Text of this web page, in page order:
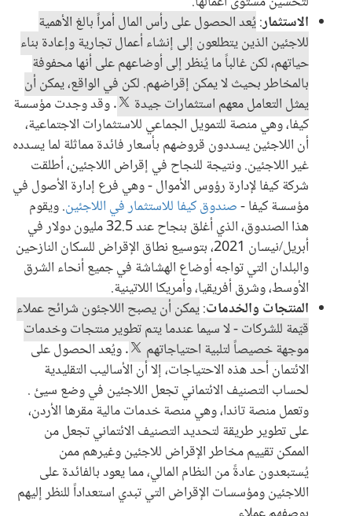
الاستثمار:يُعد الحصول على رأس المال أمراً بالغ الأهمية
للاجئين الذين يتطلعون إلى إنشاء أعمال تجارية وإعادة بناء
حياتهم، لكن غالباً ما يُنظر إلى أوضاعهم على أنها محفوفة
بالمخاطر بحيث لا يمكن إقراضهم. لكن في الواقع، يمكن أن
يمثل التعامل معهم استثمارات جيدة
. وقد وجدت مؤسسة
كيفا، وهي منصة للتمويل الجماعي للاستثمارات الاجتماعية،
أن اللاجئين يسددون قروضهم بأسعار فائدة مماثلة لما يسدده
غير اللاجئين. ونتيجة للنجاح في إقراض اللاجئين، أطلقت
شركة كيفا لإدارة رؤوس الأموال - وهي فرع إدارة الأصول في
مؤسسة كيفا -صندوق كيفا للاستثمار في اللاجئين. ويقوم
هذا الصندوق، الذي أغلق بنجاح عند 32.5 مليون دولار في
أبريل/نيسان 2021، بتوسيع نطاق الإقراض للسكان النازحين
والبلدان التي تواجه أوضاع الهشاشة في جميع أنحاء الشرق
الأوسط، وشرق أفريقيا، وأمريكا اللاتينية.
المنتجات والخدمات:يمكن أن يصبح اللاجئون شرائح عملاء
قيّمة للشركات - لا سيما عندما يتم تطوير منتجات وخدمات
موجهة خصيصاً لتلبية احتياجاتهم
. ويُعد الحصول على
الائتمان أحد هذه الاحتياجات، إلا أن الأساليب التقليدية
لحساب التصنيف الائتماني تجعل اللاجئين في وضع سيئ .
وتعمل منصة تاندا، وهي منصة خدمات مالية مقرها الأردن،
على تطوير طريقة لتحديد التصنيف الائتماني تجعل من
الممكن تقييم مخاطر الإقراض للاجئين وغيرهم ممن
يُستبعدون عادةً من النظام المالي، مما يعود بالفائدة على
اللاجئين ومؤسسات الإقراض التي تبدي استعداداً للنظر إليهم